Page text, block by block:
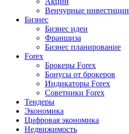
Венчурные инвестиции
Бизнес
Бизнес идеи
Франшиза
Бизнес планирование
Forex
Брокеры Forex
Бонусы от брокеров
Индикаторы Forex
Советники Forex
Тендеры
Экономика
Цифровая экономика
Недвижимость